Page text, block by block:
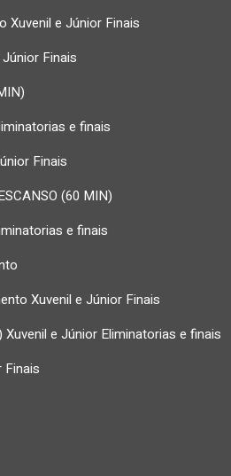
Xuvenil e Júnior Finais
Finais
e finais
Finais
(60 MIN)
e finais
Xuvenil e Júnior Finais
e Júnior Eliminatorias e finais
Finais